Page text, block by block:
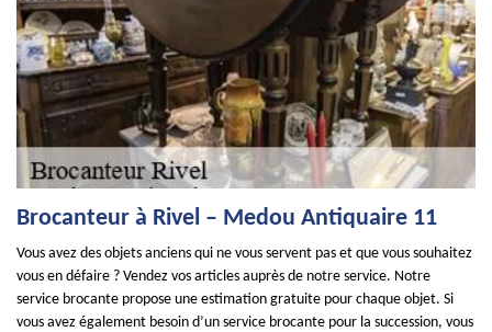
Brocanteur à Rivel – Medou Antiquaire 11
Vous avez des objets anciens qui ne vous servent pas et que vous souhaitez
vous en défaire ? Vendez vos articles auprès de notre service. Notre
service brocante propose une estimation gratuite pour chaque objet. Si
vous avez également besoin d’un service brocante pour la succession, vous